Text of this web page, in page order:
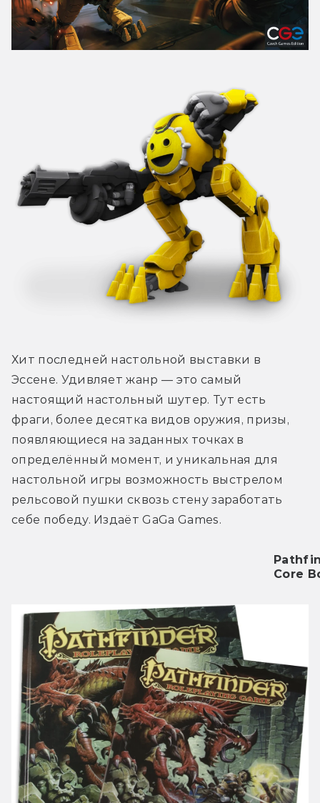
Хит последней настольной выставки в
Эссене. Удивляет жанр — это самый
настоящий настольный шутер. Тут есть
фраги, более десятка видов оружия, призы,
появляющиеся на заданных точках в
определённый момент, и уникальная для
настольной игры возможность выстрелом
рельсовой пушки сквозь стену заработать
себе победу. Издаёт GaGa Games.
Core